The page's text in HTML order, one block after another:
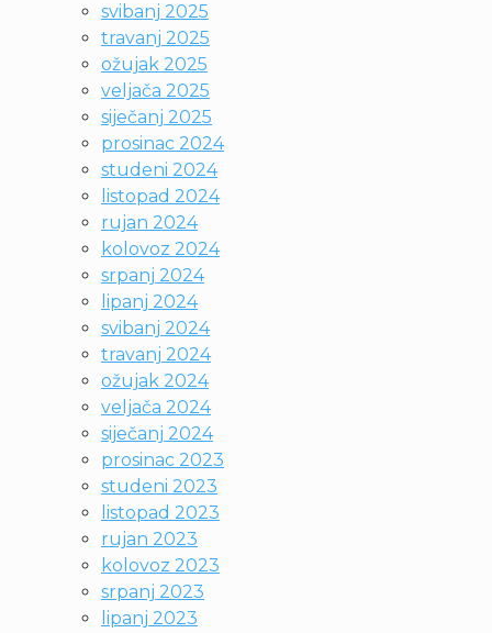
svibanj 2025
travanj 2025
ožujak 2025
veljača 2025
siječanj 2025
prosinac 2024
studeni 2024
listopad 2024
rujan 2024
kolovoz 2024
srpanj 2024
lipanj 2024
svibanj 2024
travanj 2024
ožujak 2024
veljača 2024
siječanj 2024
prosinac 2023
studeni 2023
listopad 2023
rujan 2023
kolovoz 2023
srpanj 2023
lipanj 2023